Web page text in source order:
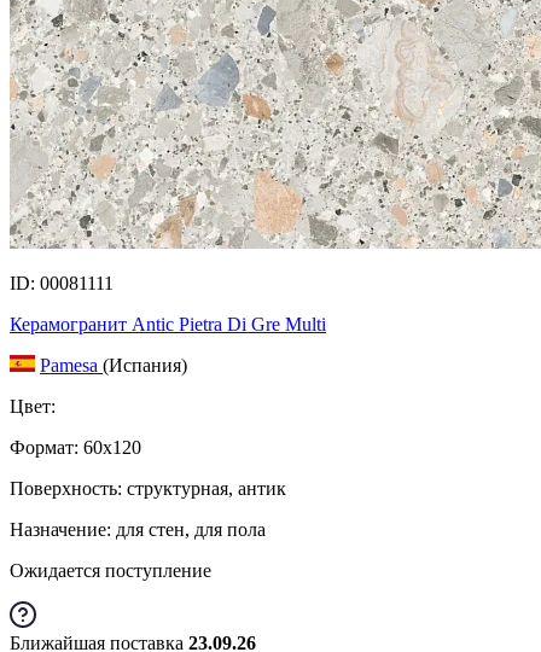
ID: 00081111
Керамогранит Antic Pietra Di Gre Multi
Pamesa (Испания)
Цвет:
Формат: 60x120
Поверхность: структурная, антик
Назначение: для стен, для пола
Ожидается поступление
Ближайшая поставка 23.09.26